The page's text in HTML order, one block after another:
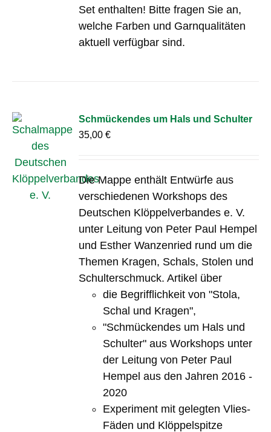
Set enthalten! Bitte fragen Sie an,
welche Farben und Garnqualitäten
aktuell verfügbar sind.
Schmückendes um Hals und Schulter
35,00€
Die Mappe enthält Entwürfe aus
verschiedenen Workshops des
Deutschen Klöppelverbandes e. V.
unter Leitung von Peter Paul Hempel
und Esther Wanzenried rund um die
Themen Kragen, Schals, Stolen und
Schulterschmuck. Artikel über
die Begrifflichkeit von "Stola,
Schal und Kragen",
"Schmückendes um Hals und
Schulter" aus Workshops unter
der Leitung von Peter Paul
Hempel aus den Jahren 2016 -
2020
Experiment mit gelegten Vlies-
Fäden und Klöppelspitze